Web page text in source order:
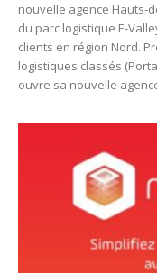
nouvelle agence Hauts-
du parc logistique E-
clients en région Nord.
logistiques classés
ouvre sa nouvelle